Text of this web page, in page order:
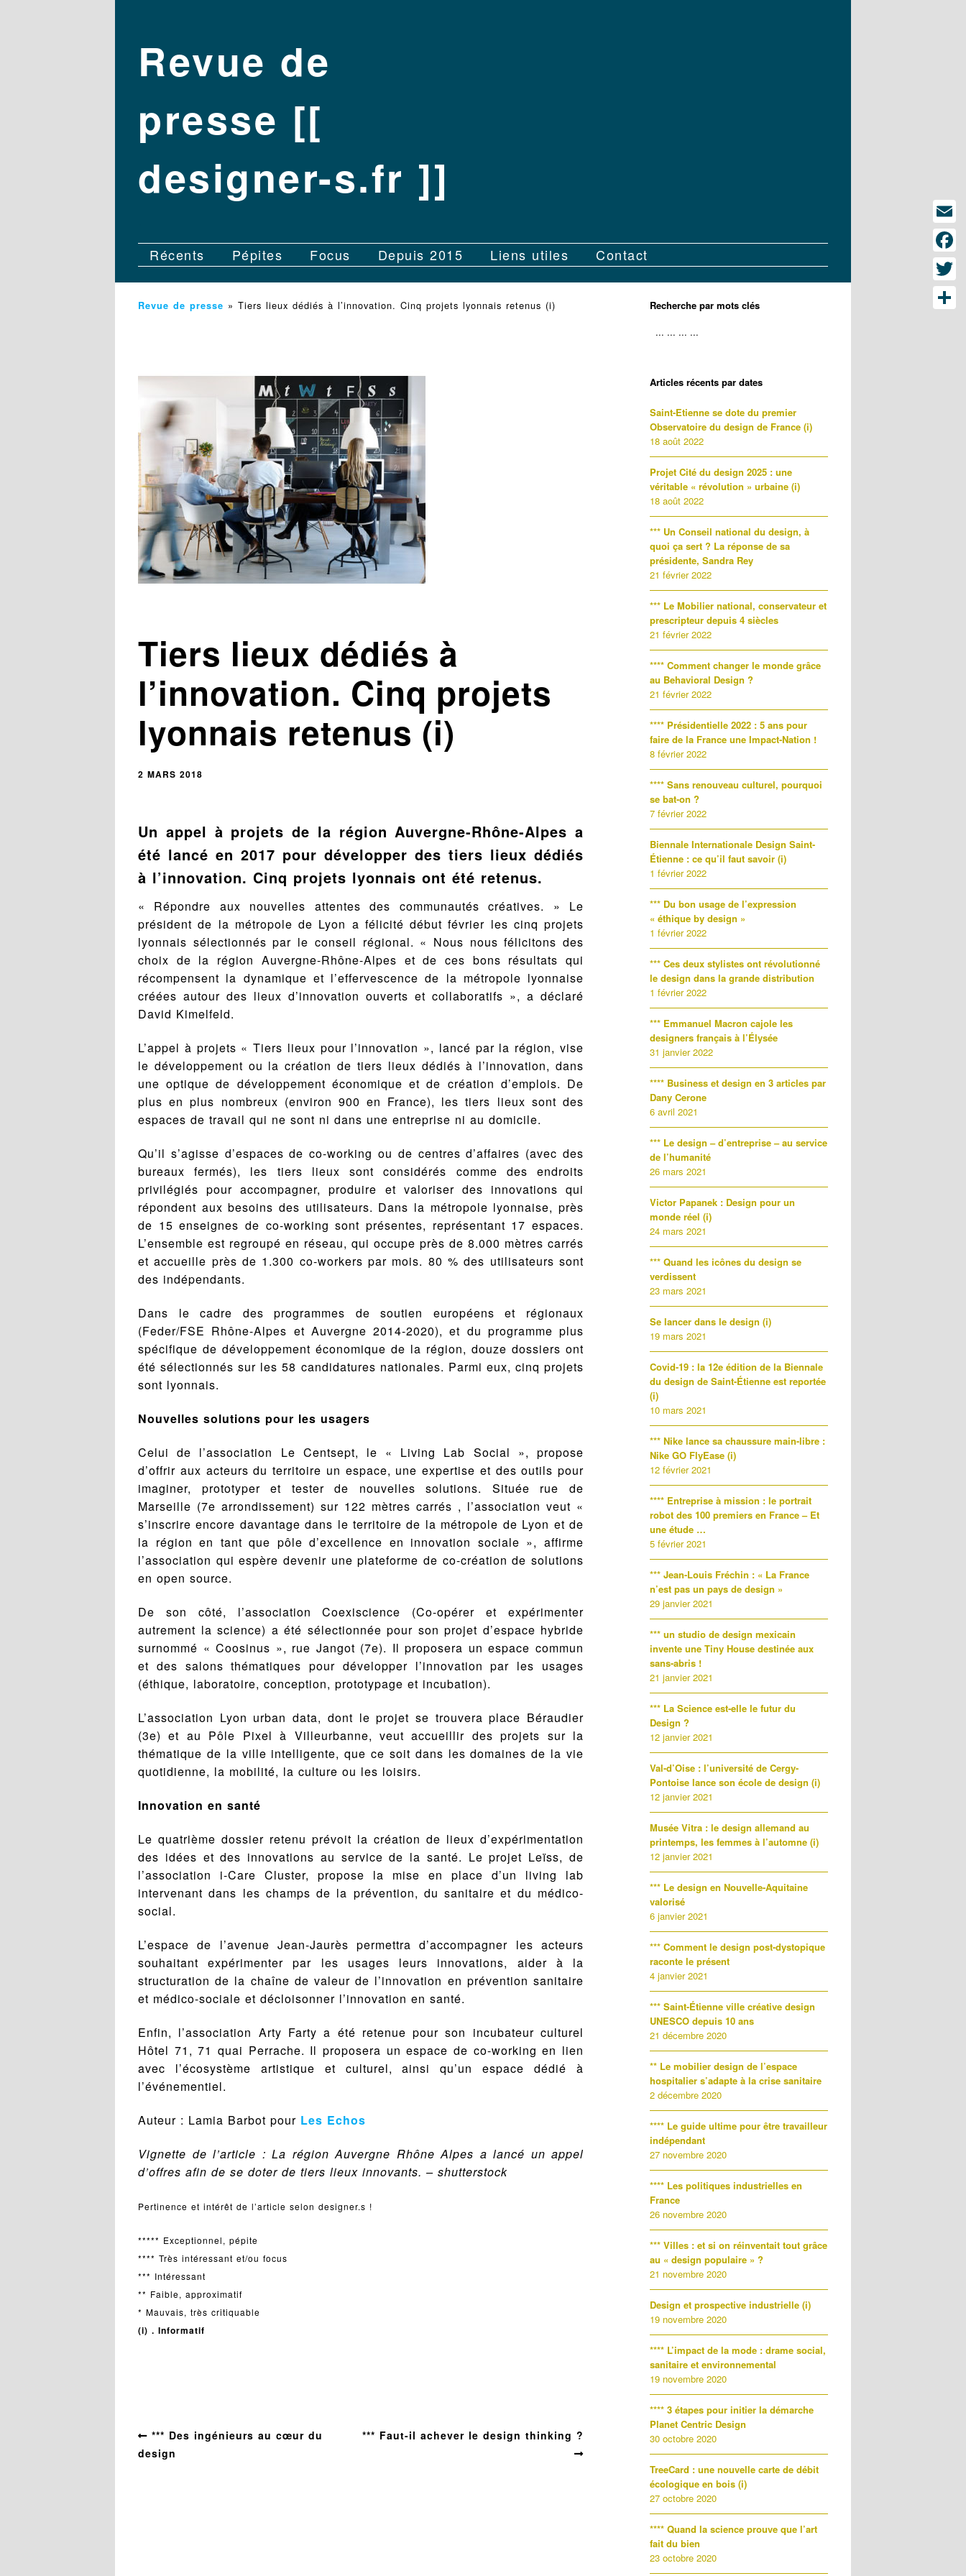
Revue de
presse [[
designer-s.fr ]]
Récents Pépites Focus Depuis 2015 Liens utiles Contact
Revue de presse » Tiers lieux dédiés à l’innovation. Cinq projets lyonnais retenus (i)
Tiers lieux dédiés à
l’innovation. Cinq projets
lyonnais retenus (i)
2 MARS 2018
Un appel à projets de la région Auvergne-Rhône-Alpes a
été lancé en 2017 pour développer des tiers lieux dédiés
à l’innovation. Cinq projets lyonnais ont été retenus.
« Répondre aux nouvelles attentes des communautés créatives. » Le
président de la métropole de Lyon a félicité début février les cinq projets
lyonnais sélectionnés par le conseil régional. « Nous nous félicitons des
choix de la région Auvergne-Rhône-Alpes et de ces bons résultats qui
récompensent la dynamique et l’effervescence de la métropole lyonnaise
créées autour des lieux d’innovation ouverts et collaboratifs », a déclaré
David Kimelfeld.
L’appel à projets « Tiers lieux pour l’innovation », lancé par la région, vise
le développement ou la création de tiers lieux dédiés à l’innovation, dans
une optique de développement économique et de création d’emplois. De
plus en plus nombreux (environ 900 en France), les tiers lieux sont des
espaces de travail qui ne sont ni dans une entreprise ni au domicile.
Qu’il s’agisse d’espaces de co-working ou de centres d’affaires (avec des
bureaux fermés), les tiers lieux sont considérés comme des endroits
privilégiés pour accompagner, produire et valoriser des innovations qui
répondent aux besoins des utilisateurs. Dans la métropole lyonnaise, près
de 15 enseignes de co-working sont présentes, représentant 17 espaces.
L’ensemble est regroupé en réseau, qui occupe près de 8.000 mètres carrés
et accueille près de 1.300 co-workers par mois. 80 % des utilisateurs sont
des indépendants.
Dans le cadre des programmes de soutien européens et régionaux
(Feder/FSE Rhône-Alpes et Auvergne 2014-2020), et du programme plus
spécifique de développement économique de la région, douze dossiers ont
été sélectionnés sur les 58 candidatures nationales. Parmi eux, cinq projets
sont lyonnais.
Nouvelles solutions pour les usagers
Celui de l’association Le Centsept, le « Living Lab Social », propose
d’offrir aux acteurs du territoire un espace, une expertise et des outils pour
imaginer, prototyper et tester de nouvelles solutions. Située rue de
Marseille (7e arrondissement) sur 122 mètres carrés , l’association veut «
s’inscrire encore davantage dans le territoire de la métropole de Lyon et de
la région en tant que pôle d’excellence en innovation sociale », affirme
l’association qui espère devenir une plateforme de co-création de solutions
en open source.
De son côté, l’association Coexiscience (Co-opérer et expérimenter
autrement la science) a été sélectionnée pour son projet d’espace hybride
surnommé « Coosinus », rue Jangot (7e). Il proposera un espace commun
et des salons thématiques pour développer l’innovation par les usages
(éthique, laboratoire, conception, prototypage et incubation).
L’association Lyon urban data, dont le projet se trouvera place Béraudier
(3e) et au Pôle Pixel à Villeurbanne, veut accueillir des projets sur la
thématique de la ville intelligente, que ce soit dans les domaines de la vie
quotidienne, la mobilité, la culture ou les loisirs.
Innovation en santé
Le quatrième dossier retenu prévoit la création de lieux d’expérimentation
des idées et des innovations au service de la santé. Le projet Leïss, de
l’association i-Care Cluster, propose la mise en place d’un living lab
intervenant dans les champs de la prévention, du sanitaire et du médico-
social.
L’espace de l’avenue Jean-Jaurès permettra d’accompagner les acteurs
souhaitant expérimenter par les usages leurs innovations, aider à la
structuration de la chaîne de valeur de l’innovation en prévention sanitaire
et médico-sociale et décloisonner l’innovation en santé.
Enfin, l’association Arty Farty a été retenue pour son incubateur culturel
Hôtel 71, 71 quai Perrache. Il proposera un espace de co-working en lien
avec l’écosystème artistique et culturel, ainsi qu’un espace dédié à
l’événementiel.
Auteur : Lamia Barbot pour Les Echos
Vignette de l’article : La région Auvergne Rhône Alpes a lancé un appel
d’offres afin de se doter de tiers lieux innovants. – shutterstock
Pertinence et intérêt de l’article selon designer.s !
***** Exceptionnel, pépite
**** Très intéressant et/ou focus
*** Intéressant
** Faible, approximatif
* Mauvais, très critiquable
(i) . Informatif
*** Des ingénieurs au cœur du
design
*** Faut-il achever le design thinking ?
Recherche par mots clés
Articles récents par dates
Saint-Etienne se dote du premier
Observatoire du design de France (i)
18 août 2022
Projet Cité du design 2025 : une
véritable « révolution » urbaine (i)
18 août 2022
*** Un Conseil national du design, à
quoi ça sert ? La réponse de sa
présidente, Sandra Rey
21 février 2022
*** Le Mobilier national, conservateur et
prescripteur depuis 4 siècles
21 février 2022
**** Comment changer le monde grâce
au Behavioral Design ?
21 février 2022
**** Présidentielle 2022 : 5 ans pour
faire de la France une Impact-Nation !
8 février 2022
**** Sans renouveau culturel, pourquoi
se bat-on ?
7 février 2022
Biennale Internationale Design Saint-
Étienne : ce qu’il faut savoir (i)
1 février 2022
*** Du bon usage de l’expression
« éthique by design »
1 février 2022
*** Ces deux stylistes ont révolutionné
le design dans la grande distribution
1 février 2022
*** Emmanuel Macron cajole les
designers français à l’Élysée
31 janvier 2022
**** Business et design en 3 articles par
Dany Cerone
6 avril 2021
*** Le design – d’entreprise – au service
de l’humanité
26 mars 2021
Victor Papanek : Design pour un
monde réel (i)
24 mars 2021
*** Quand les icônes du design se
verdissent
23 mars 2021
Se lancer dans le design (i)
19 mars 2021
Covid-19 : la 12e édition de la Biennale
du design de Saint-Étienne est reportée
(i)
10 mars 2021
*** Nike lance sa chaussure main-libre :
Nike GO FlyEase (i)
12 février 2021
**** Entreprise à mission : le portrait
robot des 100 premiers en France – Et
une étude …
5 février 2021
*** Jean-Louis Fréchin : « La France
n’est pas un pays de design »
29 janvier 2021
*** un studio de design mexicain
invente une Tiny House destinée aux
sans-abris !
21 janvier 2021
*** La Science est-elle le futur du
Design ?
12 janvier 2021
Val-d’Oise : l’université de Cergy-
Pontoise lance son école de design (i)
12 janvier 2021
Musée Vitra : le design allemand au
printemps, les femmes à l’automne (i)
12 janvier 2021
*** Le design en Nouvelle-Aquitaine
valorisé
6 janvier 2021
*** Comment le design post-dystopique
raconte le présent
4 janvier 2021
*** Saint-Étienne ville créative design
UNESCO depuis 10 ans
21 décembre 2020
** Le mobilier design de l’espace
hospitalier s’adapte à la crise sanitaire
2 décembre 2020
**** Le guide ultime pour être travailleur
indépendant
27 novembre 2020
**** Les politiques industrielles en
France
26 novembre 2020
*** Villes : et si on réinventait tout grâce
au « design populaire » ?
21 novembre 2020
Design et prospective industrielle (i)
19 novembre 2020
**** L’impact de la mode : drame social,
sanitaire et environnemental
19 novembre 2020
**** 3 étapes pour initier la démarche
Planet Centric Design
30 octobre 2020
TreeCard : une nouvelle carte de débit
écologique en bois (i)
27 octobre 2020
**** Quand la science prouve que l’art
fait du bien
23 octobre 2020
Email